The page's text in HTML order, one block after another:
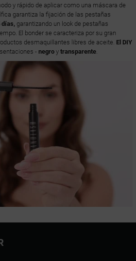
y rápido de aplicar como una máscara de
garantiza la fijación de las pestañas
días, garantizando un look de pestañas
El bonder se caracteriza por su gran
desmaquillantes libres de aceite. El DIY
- negroy transparente.